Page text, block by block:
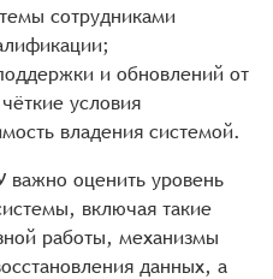
сотрудниками
и обновлений от
условия
владения системой.
оценить уровень
включая такие
работы, механизмы
данных, а